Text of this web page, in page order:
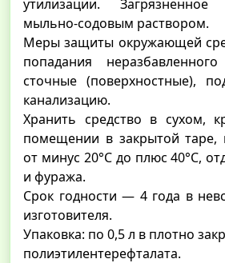
утилизации.
мыльно-содовым раствором.
Меры защиты окружающей
попадания
сточные (поверхностные),
канализацию.
Хранить средство в сухом,
помещении в закрытой таре,
от минус 20°С до плюс 40°С,
и фуража.
Срок годности — 4 года в
изготовителя.
Упаковка: по 0,5 л в плотно
полиэтилентерефталата.